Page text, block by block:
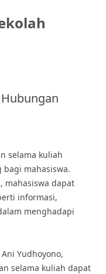
selama kuliah
mahasiswa.
mahasiswa dapat
informasi,
menghadapi
Yudhoyono,
selama kuliah dapat